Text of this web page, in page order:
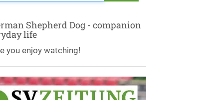
Shepherd Dog - companion
life
you enjoy watching!